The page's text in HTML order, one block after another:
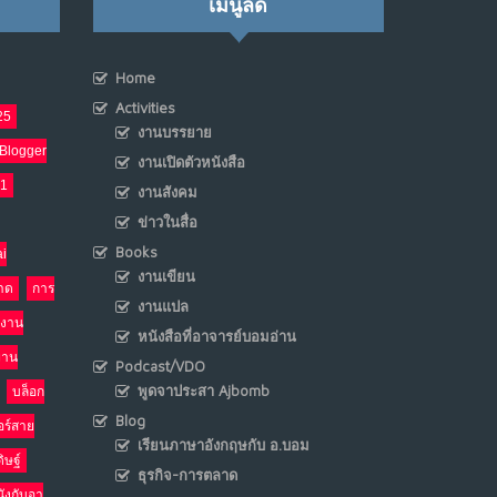
พ.ค. 4, 2026
NO COMMENTS
9 น้ำตาเรา .. เป็นกรดจริงหรือ??
เม.ย. 19, 2026
10 อินโดนีเซีย กับเกมอำนาจที่มองไม่เห็น
เม.ย. 19, 2026
Blogger
ด การ
งาน
าน
บล็อก
ร์สาย
ษฐ์
Home
Activities
งานบรรยาย
งานเปิดตัวหนังสือ
งานสังคม
ข่าวในสื่อ
Books
งานเขียน
งานแปล
หนังสือที่อาจารย์บอมอ่าน
Podcast/VDO
พูดจาประสา Ajbomb
Blog
เรียนภาษาอังกฤษกับ อ.บอม
ธุรกิจ-การตลาด